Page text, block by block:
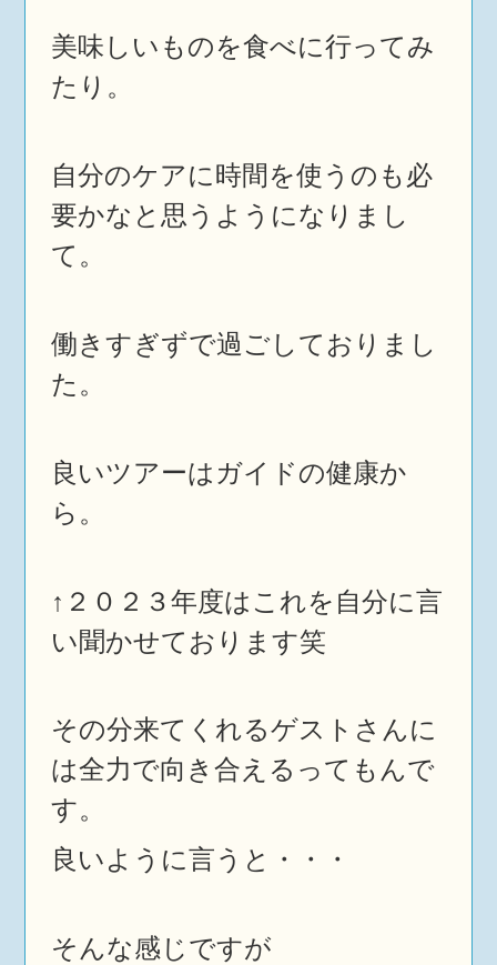
美味しいものを食べに行ってみ
たり。
自分のケアに時間を使うのも必
要かなと思うようになりまし
て。
働きすぎずで過ごしておりまし
た。
良いツアーはガイドの健康か
ら。
↑２０２３年度はこれを自分に言
い聞かせております笑
その分来てくれるゲストさんに
は全力で向き合えるってもんで
す。
良いように言うと・・・
そんな感じですが